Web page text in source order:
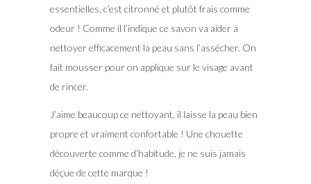
essentielles, c’est citronné et plutôt frais comme
odeur ! Comme il l’indique ce savon va aider à
nettoyer efficacement la peau sans l’assécher. On
fait mousser pour on applique sur le visage avant
de rincer.
J’aime beaucoup ce nettoyant, il laisse la peau bien
propre et vraiment confortable ! Une chouette
découverte comme d’habitude, je ne suis jamais
déçue de cette marque !